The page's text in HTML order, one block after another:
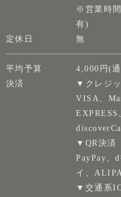
※営業時
有)
定休日
無
平均予算
4,000円(
決済
▼クレジ
VISA、
EXPRESS
▼QR決済
PayPay、
イ、
▼交通系